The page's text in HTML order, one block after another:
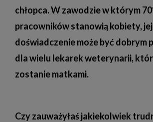
chłopca. W zawodzie w którym
pracowników stanowią kobiety,
doświadczenie może być dobrym
dla wielu lekarek weterynarii,
zostanie matkami.
Czy zauważyłaś jakiekolwiek